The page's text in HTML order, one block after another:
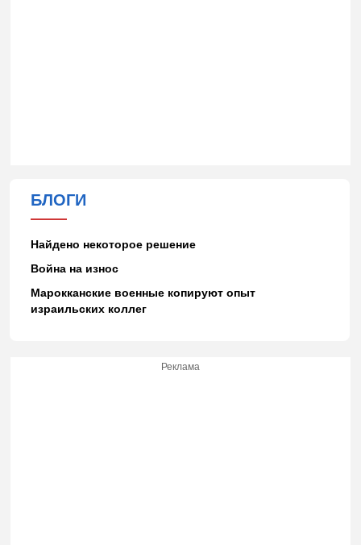
БЛОГИ
Найдено некоторое решение
Война на износ
Марокканские военные копируют опыт
израильских коллег
Реклама